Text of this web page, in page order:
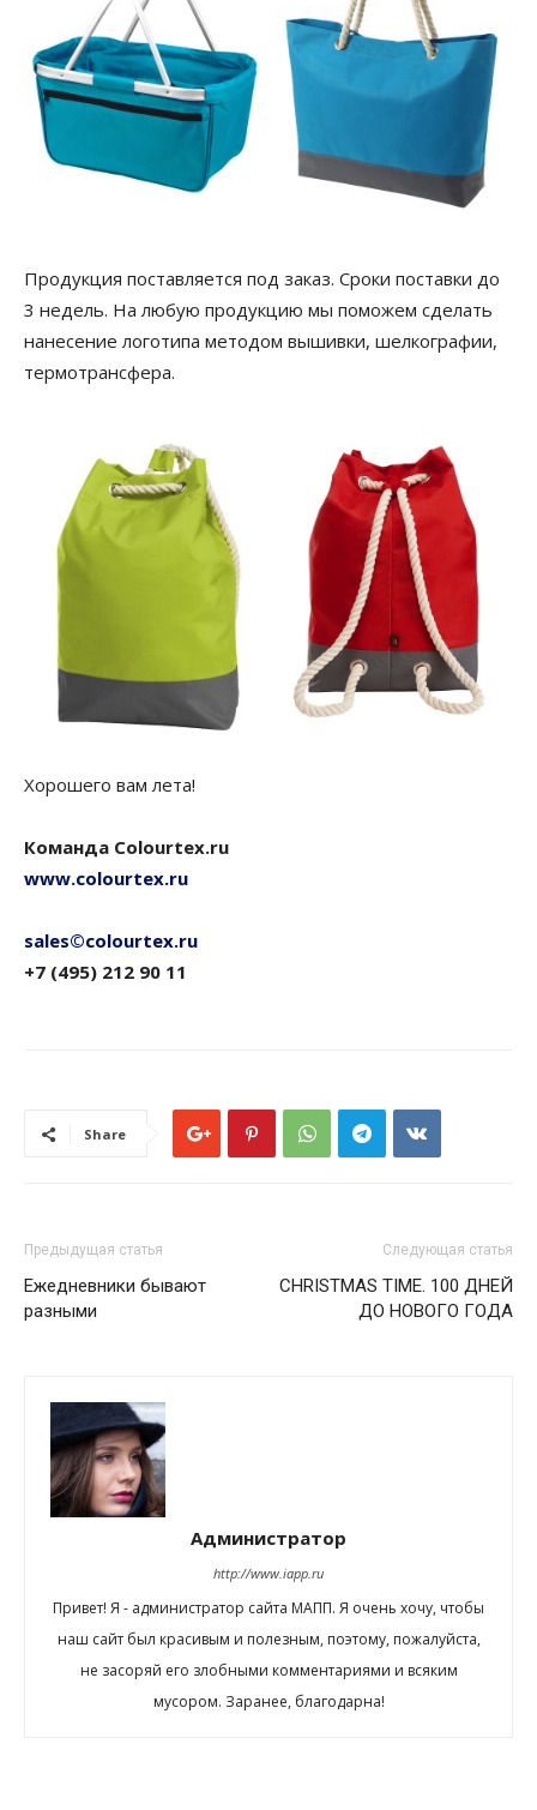
Продукция поставляется под заказ. Сроки поставки до
3 недель. На любую продукцию мы поможем сделать
нанесение логотипа методом вышивки, шелкографии,
термотрансфера.
Хорошего вам лета!
Команда Colourtex.ru
www.colourtex.ru
sales©colourtex.ru
+7 (495) 212 90 11
Share
Предыдущая статья
Ежедневники бывают
разными
Следующая статья
CHRISTMAS TIME. 100 ДНЕЙ
ДО НОВОГО ГОДА
Администратор
http://www.iapp.ru
Привет! Я - администратор сайта МАПП. Я очень хочу, чтобы
наш сайт был красивым и полезным, поэтому, пожалуйста,
не засоряй его злобными комментариями и всяким
мусором. Заранее, благодарна!